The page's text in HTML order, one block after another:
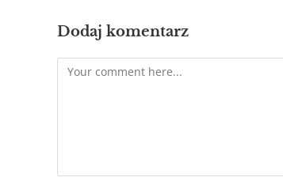
Dodaj komentarz